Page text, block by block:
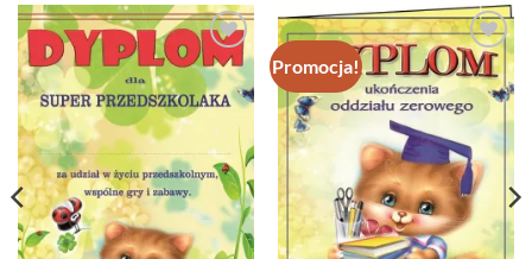
Dodaj do
ulubionych
Promocja!
Dodaj do
ulubionych